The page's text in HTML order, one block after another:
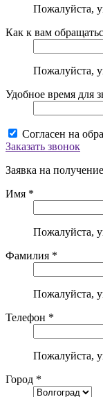
Пожалуйста,
Как к вам
Пожалуйста,
Удобное время для
Согласен на
Заказать звонок
Заявка на
Имя *
Пожалуйста,
Фамилия *
Пожалуйста,
Телефон *
Пожалуйста,
Город *